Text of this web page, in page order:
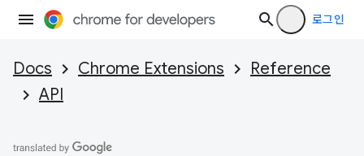
로그인
Docs Chrome Extensions
Reference
API